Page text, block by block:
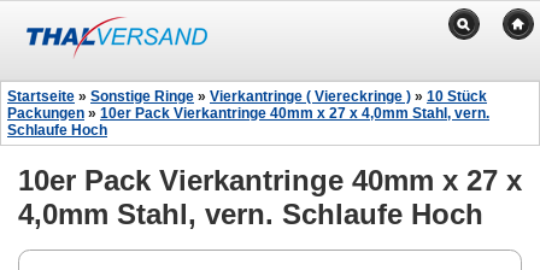
Startseite » Sonstige Ringe » Vierkantringe ( Viereckringe ) » 10 Stück
Packungen » 10er Pack Vierkantringe 40mm x 27 x 4,0mm Stahl, vern.
Schlaufe Hoch
10er Pack Vierkantringe 40mm x 27 x
4,0mm Stahl, vern. Schlaufe Hoch